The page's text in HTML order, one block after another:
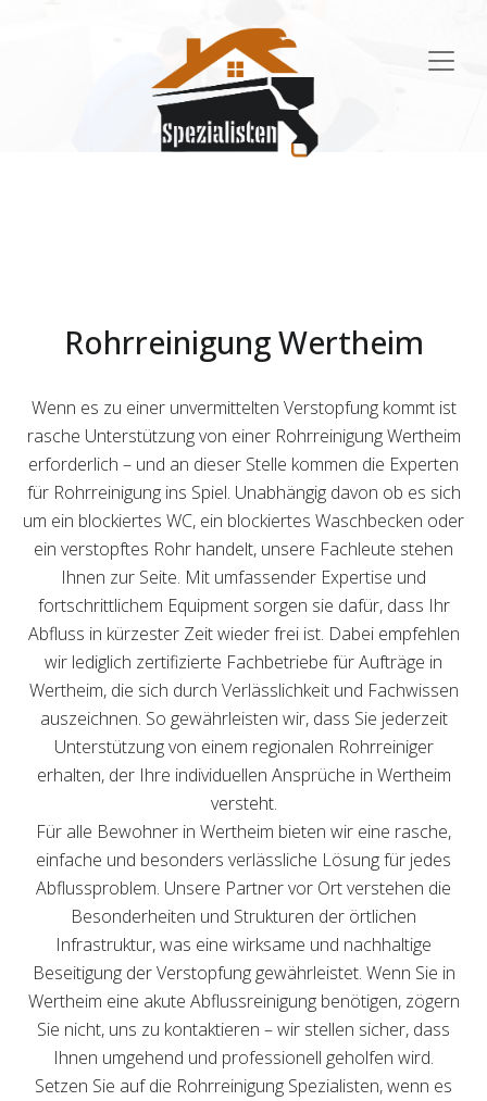
Rohrreinigung Wertheim
Wenn es zu einer unvermittelten Verstopfung kommt ist
rasche Unterstützung von einer Rohrreinigung Wertheim
erforderlich – und an dieser Stelle kommen die Experten
für Rohrreinigung ins Spiel. Unabhängig davon ob es sich
um ein blockiertes WC, ein blockiertes Waschbecken oder
ein verstopftes Rohr handelt, unsere Fachleute stehen
Ihnen zur Seite. Mit umfassender Expertise und
fortschrittlichem Equipment sorgen sie dafür, dass Ihr
Abfluss in kürzester Zeit wieder frei ist. Dabei empfehlen
wir lediglich zertifizierte Fachbetriebe für Aufträge in
Wertheim, die sich durch Verlässlichkeit und Fachwissen
auszeichnen. So gewährleisten wir, dass Sie jederzeit
Unterstützung von einem regionalen Rohrreiniger
erhalten, der Ihre individuellen Ansprüche in Wertheim
versteht.
Für alle Bewohner in Wertheim bieten wir eine rasche,
einfache und besonders verlässliche Lösung für jedes
Abflussproblem. Unsere Partner vor Ort verstehen die
Besonderheiten und Strukturen der örtlichen
Infrastruktur, was eine wirksame und nachhaltige
Beseitigung der Verstopfung gewährleistet. Wenn Sie in
Wertheim eine akute Abflussreinigung benötigen, zögern
Sie nicht, uns zu kontaktieren – wir stellen sicher, dass
Ihnen umgehend und professionell geholfen wird.
Setzen Sie auf die Rohrreinigung Spezialisten, wenn es